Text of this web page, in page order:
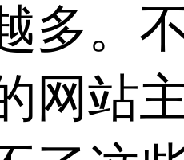
多。
网站